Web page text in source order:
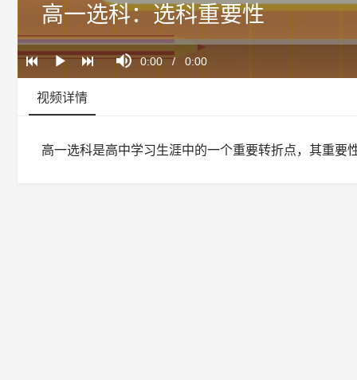
Play
Mute
Current
0:00 / Duration
0:00
Loaded:
0%
Progress:
0%
高一选科：选科重要性
视频详情
高一选科是高中学习生涯中的一个重要转折点，其重要